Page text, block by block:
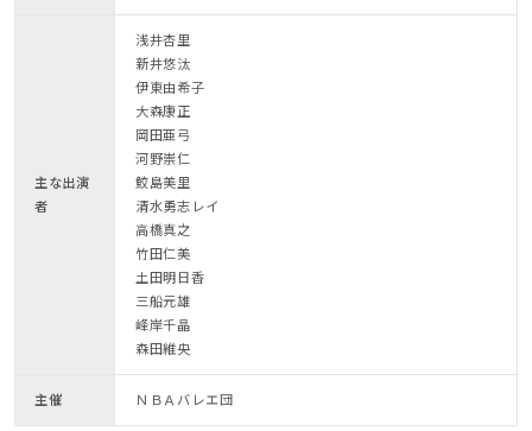
主な出演
者
浅井杏里
新井悠汰
伊東由希子
大森康正
岡田亜弓
河野崇仁
鮫島美里
清水勇志レイ
高橋真之
竹田仁美
土田明日香
三船元雄
峰岸千晶
森田維央
主催 ＮＢＡバレエ団